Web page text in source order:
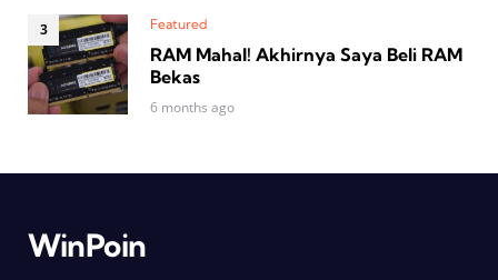
Featured
RAM Mahal! Akhirnya Saya Beli RAM
Bekas
6 months ago
WinPoin